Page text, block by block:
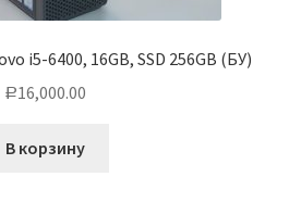
i5-6400, 16GB, SSD 256GB (БУ)
Р16,000.00
В корзину